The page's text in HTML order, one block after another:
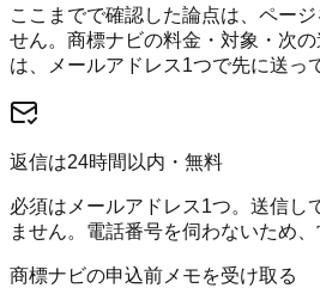
ここまでで確認した論点は、ペー
せん。 商標ナビの料金・対象・次
は、メールアドレス1つで先に送っ
返信は24時間以内・無料
必須はメールアドレス1つ。送信し
ません。電話番号を伺わないため、
商標ナビの申込前メモを受け取る